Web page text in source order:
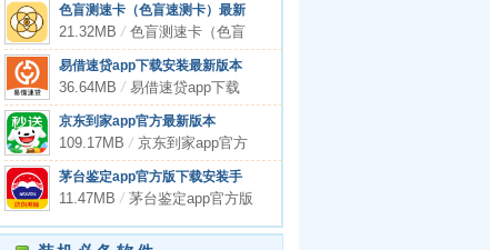
色盲测速卡（色盲速测卡）最新
版安卓免费
21.32MB /色盲测速卡（色盲
速测卡）最新版安卓免费
易借速贷app下载安装最新版本
36.64MB /易借速贷app下载
安装最新版本
京东到家app官方最新版本
109.17MB /京东到家app官方
最新版本
茅台鉴定app官方版下载安装手
机版最新
11.47MB /茅台鉴定app官方版